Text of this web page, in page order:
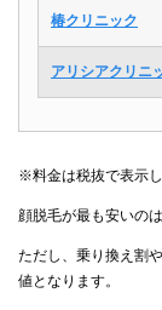
椿クリニック
アリシアクリニ
※料金は税抜で表示し
顔脱毛が最も安いの
ただし、乗り換え割
値となります。